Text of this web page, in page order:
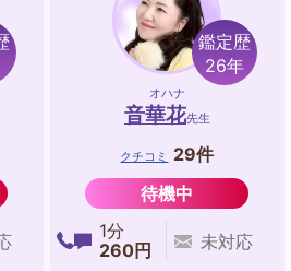
鑑定歴
26年
オハナ
音華花先生
クチコミ
29件
待機中
1分
260円
未対応